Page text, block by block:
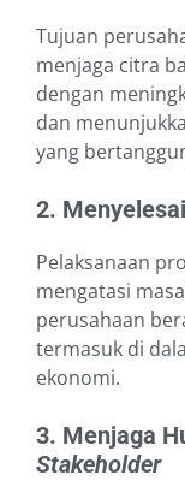
Tujuan
menjaga citra
dengan
dan
yang
2.
Pelaksanaan
mengatasi
perusahaan
termasuk di
ekonomi.
3. Menjaga
Stakeholder